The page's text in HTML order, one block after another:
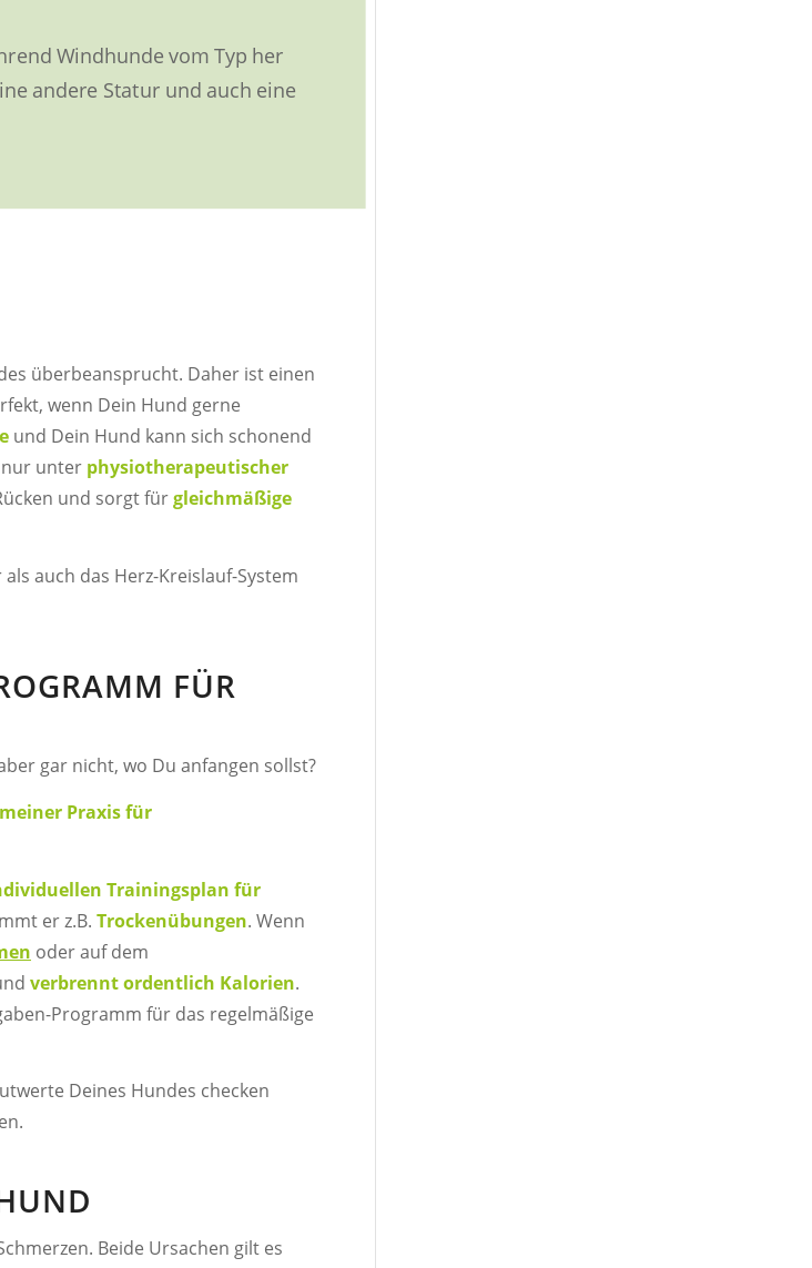
Windhunde vom Typ her
andere Statur und auch eine
überbeansprucht. Daher ist einen
wenn Dein Hund gerne
und Dein Hund kann sich schonend
nur unter physiotherapeutischer
und sorgt fürgleichmäßige
auch das Herz-Kreislauf-System
FÜR
gar nicht, wo Du anfangen sollst?
Praxis für
Trainingsplan für
er z.B. Trockenübungen. Wenn
oder auf dem
verbrennt ordentlich Kalorien.
Programm für das regelmäßige
Deines Hundes checken
Beide Ursachen gilt es